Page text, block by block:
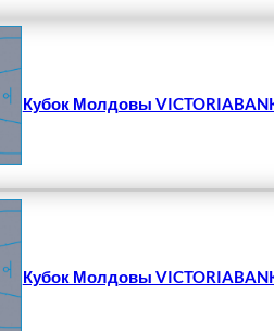
Кубок Молдовы
Кубок Молдовы